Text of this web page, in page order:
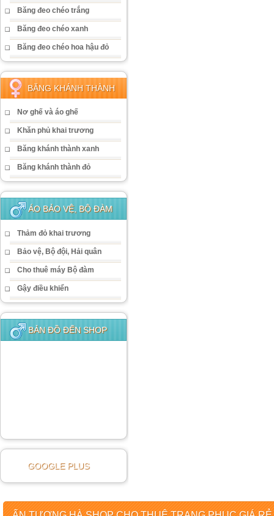
Băng đeo chéo trắng
Băng đeo chéo xanh
Băng đeo chéo hoa hậu đỏ
BĂNG KHÁNH THÀNH
Nơ ghế và áo ghế
Khăn phủ khai trương
Băng khánh thành xanh
Băng khánh thành đỏ
ÁO BẢO VỆ, BỘ ĐÀM
Thảm đỏ khai trương
Bảo vệ, Bộ đội, Hải quân
Cho thuê máy Bộ đàm
Gậy điều khiển
BẢN ĐỒ ĐẾN SHOP
GOOGLE PLUS